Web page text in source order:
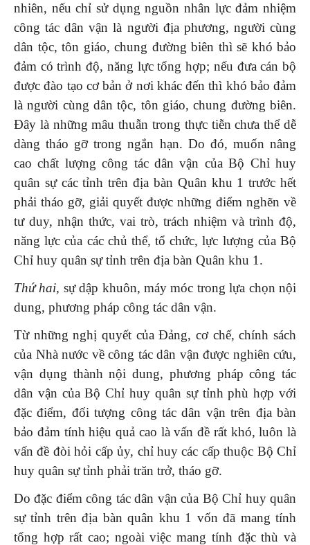
nhiên, nếu chỉ sử dụng nguồn nhân lực đảm nhiệm
công tác dân vận là người địa phương, người cùng
dân tộc, tôn giáo, chung đường biên thì sẽ khó bảo
đảm có trình độ, năng lực tổng hợp; nếu đưa cán bộ
được đào tạo cơ bản ở nơi khác đến thì khó bảo đảm
là người cùng dân tộc, tôn giáo, chung đường biên.
Đây là những mâu thuẫn trong thực tiễn chưa thể dễ
dàng tháo gỡ trong ngắn hạn. Do đó, muốn nâng
cao chất lượng công tác dân vận của Bộ Chỉ huy
quân sự các tỉnh trên địa bàn Quân khu 1 trước hết
phải tháo gỡ, giải quyết được những điểm nghẽn về
tư duy, nhận thức, vai trò, trách nhiệm và trình độ,
năng lực của các chủ thể, tổ chức, lực lượng của Bộ
Chỉ huy quân sự tỉnh trên địa bàn Quân khu 1.
Thứ hai, sự dập khuôn, máy móc trong lựa chọn nội
dung, phương pháp công tác dân vận.
Từ những nghị quyết của Đảng, cơ chế, chính sách
của Nhà nước về công tác dân vận được nghiên cứu,
vận dụng thành nội dung, phương pháp công tác
dân vận của Bộ Chỉ huy quân sự tỉnh phù hợp với
đặc điểm, đối tượng công tác dân vận trên địa bàn
bảo đảm tính hiệu quả cao là vấn đề rất khó, luôn là
vấn đề đòi hỏi cấp ủy, chỉ huy các cấp thuộc Bộ Chỉ
huy quân sự tỉnh phải trăn trở, tháo gỡ.
Do đặc điểm công tác dân vận của Bộ Chỉ huy quân
sự tỉnh trên địa bàn quân khu 1 vốn đã mang tính
tổng hợp rất cao; ngoài việc mang tính đặc thù và